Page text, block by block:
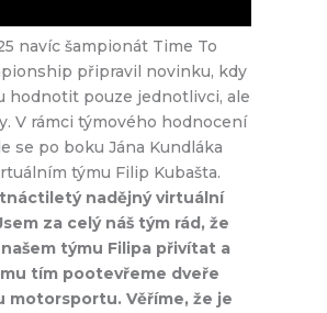
navíc šampionát Time To
připravil novinku, kdy
hodnotit pouze jednotlivci, ale
V rámci týmového hodnocení
se po boku Jána Kundláka
týmu Filip Kubašta.
nadějný virtuální
za celý náš tým rád, že
týmu Filipa přivítat a
tím pootevřeme dveře
motorsportu. Věříme, že je